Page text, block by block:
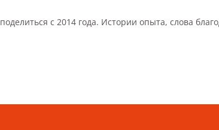
с 2014 года. Истории опыта, слова